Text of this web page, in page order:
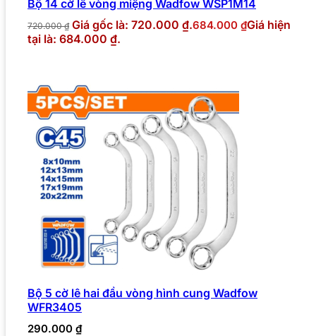
Bộ 14 cờ lê vòng miệng Wadfow WSP1M14
720.000₫ Giá gốc là: 720.000 ₫.684.000 ₫Giá hiện
tại là: 684.000 ₫.
Bộ 5 cờ lê hai đầu vòng hình cung Wadfow
WFR3405
290.000 ₫